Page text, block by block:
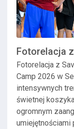
Fotorelacja
Basketba...
Fotorelacja z
Camp 2026 w
intensywnych
świetnej
ogromnym